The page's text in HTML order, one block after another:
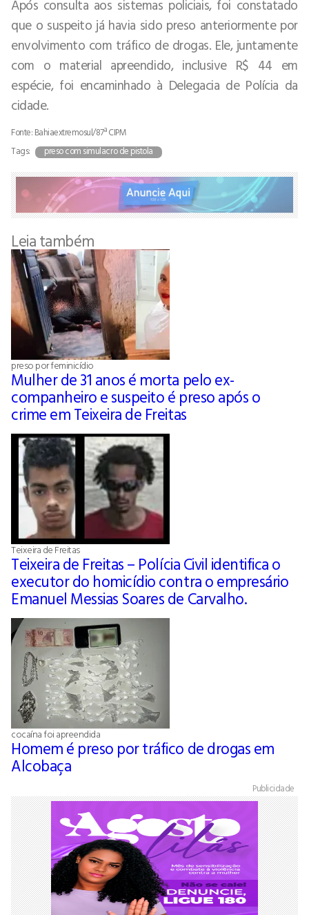
Após consulta aos sistemas policiais, foi constatado
que o suspeito já havia sido preso anteriormente por
envolvimento com tráfico de drogas. Ele, juntamente
com o material apreendido, inclusive R$ 44 em
espécie, foi encaminhado à Delegacia de Polícia da
cidade.
Fonte: Bahiaextremosul/87ª CIPM
Tags:
preso com simulacro de pistola
Leia também
preso por feminicídio
Mulher de 31 anos é morta pelo ex-
companheiro e suspeito é preso após o
crime em Teixeira de Freitas
Teixeira de Freitas
Teixeira de Freitas – Polícia Civil identifica o
executor do homicídio contra o empresário
Emanuel Messias Soares de Carvalho.
cocaína foi apreendida
Homem é preso por tráfico de drogas em
Alcobaça
Publicidade